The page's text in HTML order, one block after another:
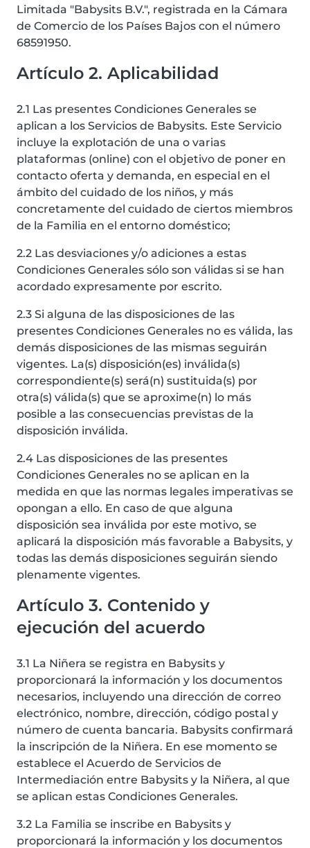
Limitada "Babysits B.V.", registrada en la Cámara
de Comercio de los Países Bajos con el número
68591950.
Artículo 2. Aplicabilidad
2.1 Las presentes Condiciones Generales se
aplican a los Servicios de Babysits. Este Servicio
incluye la explotación de una o varias
plataformas (online) con el objetivo de poner en
contacto oferta y demanda, en especial en el
ámbito del cuidado de los niños, y más
concretamente del cuidado de ciertos miembros
de la Familia en el entorno doméstico;
2.2 Las desviaciones y/o adiciones a estas
Condiciones Generales sólo son válidas si se han
acordado expresamente por escrito.
2.3 Si alguna de las disposiciones de las
presentes Condiciones Generales no es válida, las
demás disposiciones de las mismas seguirán
vigentes. La(s) disposición(es) inválida(s)
correspondiente(s) será(n) sustituida(s) por
otra(s) válida(s) que se aproxime(n) lo más
posible a las consecuencias previstas de la
disposición inválida.
2.4 Las disposiciones de las presentes
Condiciones Generales no se aplican en la
medida en que las normas legales imperativas se
opongan a ello. En caso de que alguna
disposición sea inválida por este motivo, se
aplicará la disposición más favorable a Babysits, y
todas las demás disposiciones seguirán siendo
plenamente vigentes.
Artículo 3. Contenido y
ejecución del acuerdo
3.1 La Niñera se registra en Babysits y
proporcionará la información y los documentos
necesarios, incluyendo una dirección de correo
electrónico, nombre, dirección, código postal y
número de cuenta bancaria. Babysits confirmará
la inscripción de la Niñera. En ese momento se
establece el Acuerdo de Servicios de
Intermediación entre Babysits y la Niñera, al que
se aplican estas Condiciones Generales.
3.2 La Familia se inscribe en Babysits y
proporcionará la información y los documentos